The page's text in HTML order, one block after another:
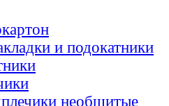
и подокатники
необшитые